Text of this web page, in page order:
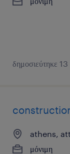
δημοσιεύτηκε
athens,
μόνιμη